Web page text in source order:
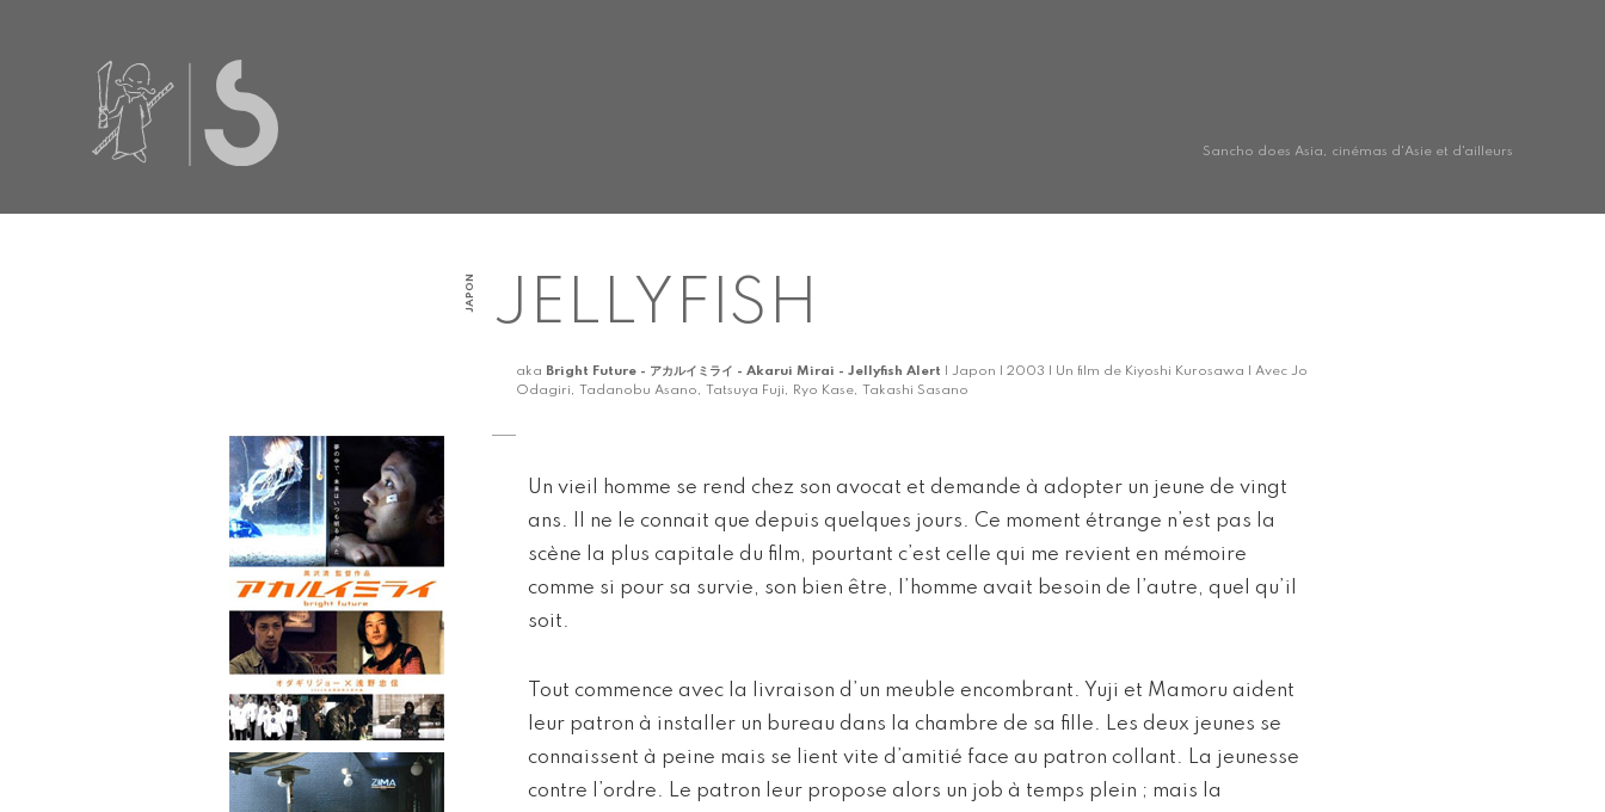
Sancho does Asia, cinémas d'Asie et d'ailleurs
JAPON JELLYFISH
aka Bright Future - アカルイミライ - Akarui Mirai - Jellyfish Alert | Japon | 2003 | Un film de Kiyoshi Kurosawa | Avec Jo
Odagiri, Tadanobu Asano, Tatsuya Fuji, Ryo Kase, Takashi Sasano
Un vieil homme se rend chez son avocat et demande à adopter un jeune de vingt
ans. Il ne le connait que depuis quelques jours. Ce moment étrange n’est pas la
scène la plus capitale du film, pourtant c’est celle qui me revient en mémoire
comme si pour sa survie, son bien être, l’homme avait besoin de l’autre, quel qu’il
soit.
Tout commence avec la livraison d’un meuble encombrant. Yuji et Mamoru aident
leur patron à installer un bureau dans la chambre de sa fille. Les deux jeunes se
connaissent à peine mais se lient vite d’amitié face au patron collant. La jeunesse
contre l’ordre. Le patron leur propose alors un job à temps plein ; mais la